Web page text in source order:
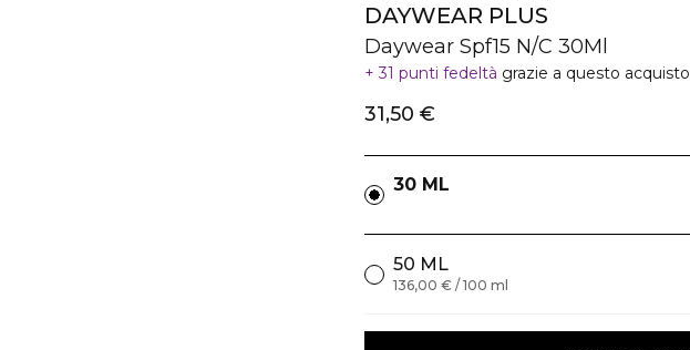
DAYWEAR PLUS
Daywear Spf15 N/C 30Ml
31 punti fedeltà grazie a questo acquisto
31,50 €
30 ML
50 ML
136,00 € / 100 ml